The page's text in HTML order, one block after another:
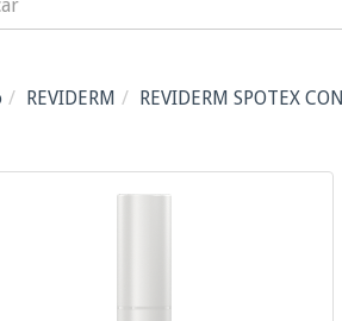
REVIDERM REVIDERM SPOTEX